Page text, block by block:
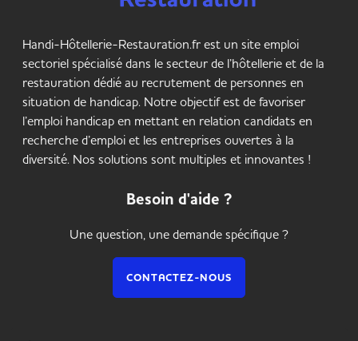
Handi-Hôtellerie-Restauration.fr est un site emploi
sectoriel spécialisé dans le secteur de l’hôtellerie et de la
restauration dédié au recrutement de personnes en
situation de handicap. Notre objectif est de favoriser
l’emploi handicap en mettant en relation candidats en
recherche d’emploi et les entreprises ouvertes à la
diversité. Nos solutions sont multiples et innovantes !
Besoin d'aide ?
Une question, une demande spécifique ?
CONTACTEZ-NOUS